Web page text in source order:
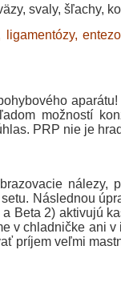
svaly, šľachy,
možností
PRP nie je
Následnou
Beta 2) aktivujú
v chladničke ani
príjem veľmi